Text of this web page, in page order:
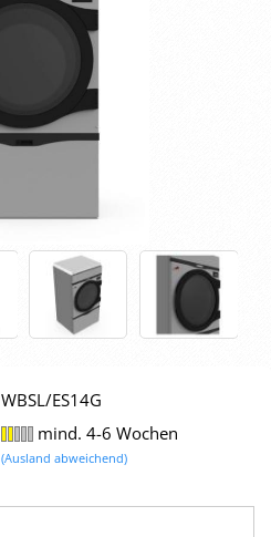
WBSL/ES14G
mind. 4-6 Wochen
(Ausland abweichend)